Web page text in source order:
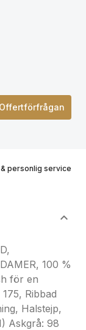
Offertförfrågan
personlig service
100 %
för en
Ribbad
Halstejp,
Askgrå: 98